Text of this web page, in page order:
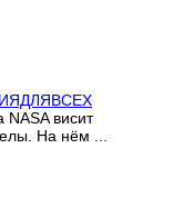
NASA висит
На нём ...